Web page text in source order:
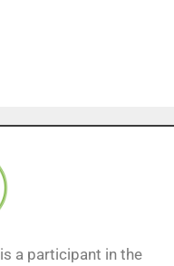
is a participant in the